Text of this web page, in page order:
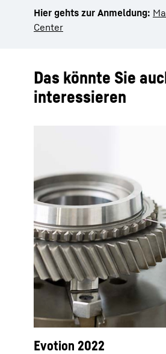
Hier gehts zur Anmeldung:
Center
Das könnte Sie
interessieren
Evotion 2022